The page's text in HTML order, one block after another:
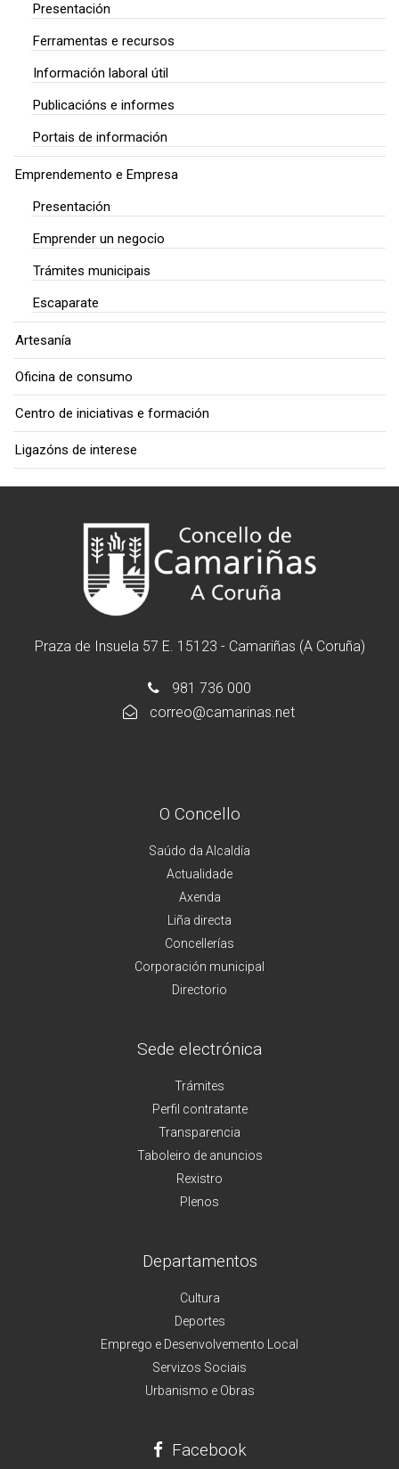
Presentación
Ferramentas e recursos
Información laboral útil
Publicacións e informes
Portais de información
Emprendemento e Empresa
Presentación
Emprender un negocio
Trámites municipais
Escaparate
Artesanía
Oficina de consumo
Centro de iniciativas e formación
Ligazóns de interese
Praza de Insuela 57 E. 15123 - Camariñas (A Coruña)
981 736 000
correo@camarinas.net
O Concello
Saúdo da Alcaldía
Actualidade
Axenda
Liña directa
Concellerías
Corporación municipal
Directorio
Sede electrónica
Trámites
Perfil contratante
Transparencia
Taboleiro de anuncios
Rexistro
Plenos
Departamentos
Cultura
Deportes
Emprego e Desenvolvemento Local
Servizos Sociais
Urbanismo e Obras
Facebook